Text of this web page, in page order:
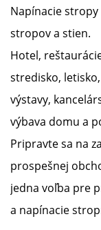
Napínacie
stropov a stien.
Hotel,
stredisko,
výstavy,
výbava domu a
Pripravte sa na
prospešnej
jedna voľba pre
a napínacie